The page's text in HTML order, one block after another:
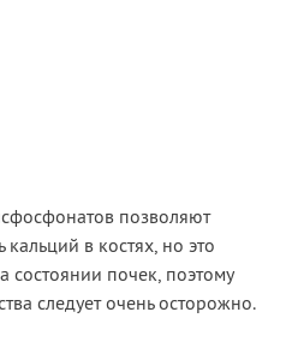
позволяют
в костях, но это
состоянии почек, поэтому
следует очень осторожно.